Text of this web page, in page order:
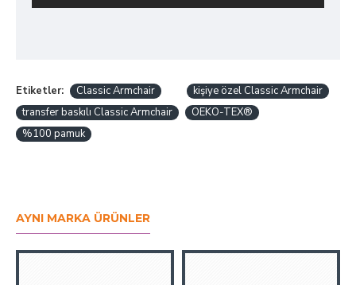
Etiketler: Classic Armchair
kişiye özel Classic Armchair
transfer baskılı Classic Armchair
OEKO-TEX®
%100 pamuk
AYNI MARKA ÜRÜNLER